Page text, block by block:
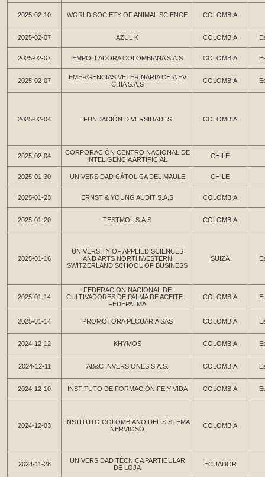
2025-02-10 WORLD SOCIETY OF ANIMAL SCIENCE COLOMBIA
2025-02-07 AZUL K COLOMBIA
2025-02-07 EMPOLLADORA COLOMBIANA S.A.S COLOMBIA
2025-02-07
EMERGENCIAS VETERINARIA CHIA EV
CHIA S.A.S
COLOMBIA
2025-02-04 FUNDACIÓN DIVERSIDADES COLOMBIA
2025-02-04
CORPORACIÓN CENTRO NACIONAL DE
INTELIGENCIA ARTIFICIAL
CHILE
2025-01-30 UNIVERSIDAD CÁTOLICA DEL MAULE CHILE
2025-01-23 ERNST & YOUNG AUDIT S.A.S COLOMBIA
2025-01-20 TESTMOL S.A.S COLOMBIA
2025-01-16
UNIVERSITY OF APPLIED SCIENCES
AND ARTS NORTHWESTERN
SWITZERLAND SCHOOL OF BUSINESS
SUIZA
2025-01-14
FEDERACION NACIONAL DE
CULTIVADORES DE PALMA DE ACEITE –
FEDEPALMA
COLOMBIA
2025-01-14 PROMOTORA PECUARIA SAS COLOMBIA
2024-12-12 KHYMOS COLOMBIA
2024-12-11 AB&C INVERSIONES S.A.S. COLOMBIA
2024-12-10 INSTITUTO DE FORMACIÓN FE Y VIDA COLOMBIA
2024-12-03
INSTITUTO COLOMBIANO DEL SISTEMA
NERVIOSO
COLOMBIA
2024-11-28
UNIVERSIDAD TÉCNICA PARTICULAR
DE LOJA
ECUADOR